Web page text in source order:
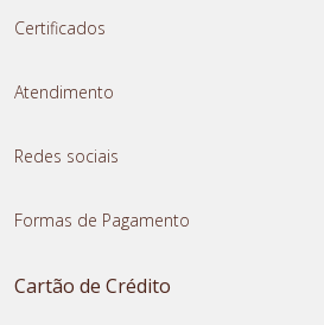
Certificados
Atendimento
Redes sociais
Formas de Pagamento
Cartão de Crédito